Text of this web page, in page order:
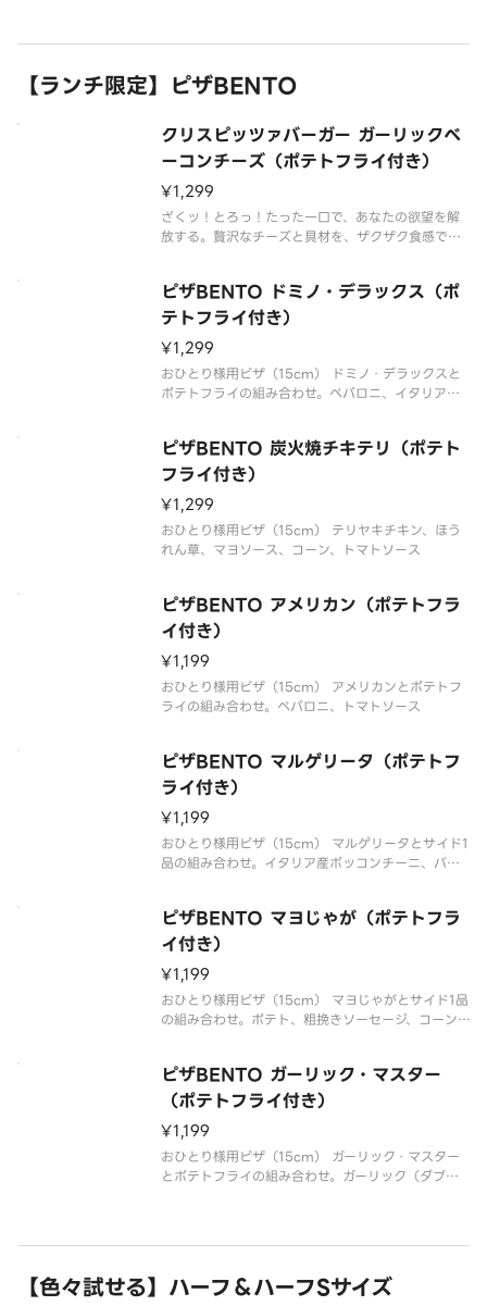
【ランチ限定】ピザBENTO
クリスピッツァバーガー ガーリックベ
ーコンチーズ（ポテトフライ付き）
¥1,299
ざくッ！とろっ！たった一口で、あなたの欲望を解
放する。贅沢なチーズと具材を、ザクザク食感でほ
ピザBENTO ドミノ・デラックス（ポ
テトフライ付き）
¥1,299
おひとり様用ピザ（15cm） ドミノ・デラックスと
ポテトフライの組み合わせ。ペパロニ、イタリアン
ピザBENTO 炭火焼チキテリ（ポテト
フライ付き）
¥1,299
おひとり様用ピザ（15cm） テリヤキチキン、ほう
れん草、マヨソース、コーン、トマトソース
ピザBENTO アメリカン（ポテトフラ
イ付き）
¥1,199
おひとり様用ピザ（15cm） アメリカンとポテトフ
ライの組み合わせ。ペパロニ、トマトソース
ピザBENTO マルゲリータ（ポテトフ
ライ付き）
¥1,199
おひとり様用ピザ（15cm） マルゲリータとサイド1
品の組み合わせ。イタリア産ボッコンチーニ、バジ
ピザBENTO マヨじゃが（ポテトフラ
イ付き）
¥1,199
おひとり様用ピザ（15cm） マヨじゃがとサイド1品
の組み合わせ。ポテト、粗挽きソーセージ、コーン、
ピザBENTO ガーリック・マスター
（ポテトフライ付き）
¥1,199
おひとり様用ピザ（15cm） ガーリック・マスター
とポテトフライの組み合わせ。ガーリック（ダブ
【色々試せる】ハーフ＆ハーフSサイズ